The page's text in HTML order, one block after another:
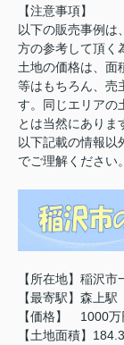
【注意事項】
以下の販売事例は
方の参考して頂く
土地の価格は、面
等はもちろん、売
す。同じエリアの
とは当然にありま
以下記載の情報以
でご理解ください。
【所在地】稲沢市
【最寄駅】森
【価格】 1000万
【土地面積】